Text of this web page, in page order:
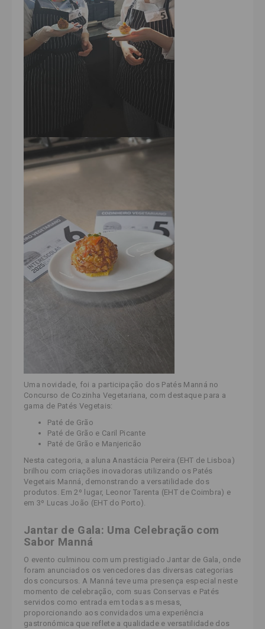
Uma novidade, foi a participação dos Patés Manná no
Concurso de Cozinha Vegetariana, com destaque para a
gama de Patés Vegetais:
Paté de Grão
Paté de Grão e Caril Picante
Paté de Grão e Manjericão
Nesta categoria, a aluna Anastácia Pereira (EHT de Lisboa)
brilhou com criações inovadoras utilizando os Patés
Vegetais Manná, demonstrando a versatilidade dos
produtos. Em 2º lugar, Leonor Tarenta (EHT de Coimbra) e
em 3º Lucas João (EHT do Porto).
Jantar de Gala: Uma Celebração com
Sabor Manná
O evento culminou com um prestigiado Jantar de Gala, onde
foram anunciados os vencedores das diversas categorias
dos concursos. A Manná teve uma presença especial neste
momento de celebração, com suas Conservas e Patés
servidos como entrada em todas as mesas,
proporcionando aos convidados uma experiência
gastronómica que reflete a qualidade e versatilidade dos